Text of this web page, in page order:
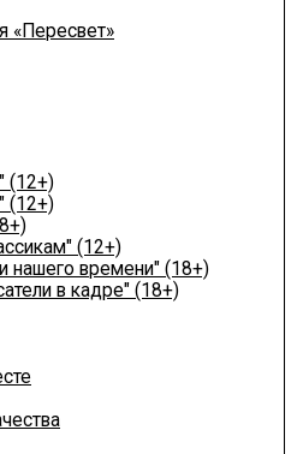
«Пересвет»
(12+)
(12+)
(12+)
нашего времени" (18+)
в кадре" (18+)